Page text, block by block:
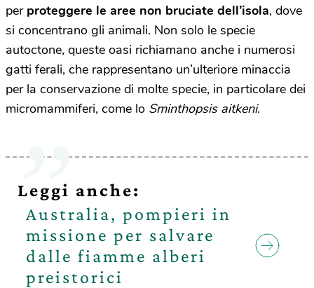
per proteggere le aree non bruciate dell’isola, dove
si concentrano gli animali. Non solo le specie
autoctone, queste oasi richiamano anche i numerosi
gatti ferali, che rappresentano un’ulteriore minaccia
per la conservazione di molte specie, in particolare dei
micromammiferi, come lo Sminthopsis aitkeni.
Leggi anche:
Australia, pompieri in
missione per salvare
dalle fiamme alberi
preistorici